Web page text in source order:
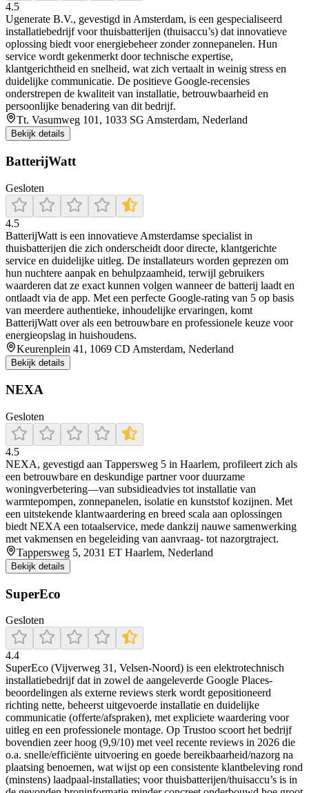
4.5
Ugenerate B.V., gevestigd in Amsterdam, is een gespecialiseerd
installatiebedrijf voor thuisbatterijen (thuisaccu’s) dat innovatieve
oplossing biedt voor energiebeheer zonder zonnepanelen. Hun
service wordt gekenmerkt door technische expertise,
klantgerichtheid en snelheid, wat zich vertaalt in weinig stress en
duidelijke communicatie. De positieve Google-recensies
onderstrepen de kwaliteit van installatie, betrouwbaarheid en
persoonlijke benadering van dit bedrijf.
Tt. Vasumweg 101, 1033 SG Amsterdam, Nederland
Bekijk details
BatterijWatt
Gesloten
4.5
BatterijWatt is een innovatieve Amsterdamse specialist in
thuisbatterijen die zich onderscheidt door directe, klantgerichte
service en duidelijke uitleg. De installateurs worden geprezen om
hun nuchtere aanpak en behulpzaamheid, terwijl gebruikers
waarderen dat ze exact kunnen volgen wanneer de batterij laadt en
ontlaadt via de app. Met een perfecte Google-rating van 5 op basis
van meerdere authentieke, inhoudelijke ervaringen, komt
BatterijWatt over als een betrouwbare en professionele keuze voor
energieopslag in huishoudens.
Keurenplein 41, 1069 CD Amsterdam, Nederland
Bekijk details
NEXA
Gesloten
4.5
NEXA, gevestigd aan Tappersweg 5 in Haarlem, profileert zich als
een betrouwbare en deskundige partner voor duurzame
woningverbetering—van subsidieadvies tot installatie van
warmtepompen, zonnepanelen, isolatie en kunststof kozijnen. Met
een uitstekende klantwaardering en breed scala aan oplossingen
biedt NEXA een totaalservice, mede dankzij nauwe samenwerking
met vakmensen en begeleiding van aanvraag- tot nazorgtraject.
Tappersweg 5, 2031 ET Haarlem, Nederland
Bekijk details
SuperEco
Gesloten
4.4
SuperEco (Vijverweg 31, Velsen-Noord) is een elektrotechnisch
installatiebedrijf dat in zowel de aangeleverde Google Places-
beoordelingen als externe reviews sterk wordt gepositioneerd
richting nette, beheerst uitgevoerde installatie en duidelijke
communicatie (offerte/afspraken), met expliciete waardering voor
uitleg en een professionele montage. Op Trustoo scoort het bedrijf
bovendien zeer hoog (9,9/10) met veel recente reviews in 2026 die
o.a. snelle/efficiënte uitvoering en goede bereikbaarheid/nazorg na
plaatsing benoemen, wat wijst op een consistente klantbeleving rond
(minstens) laadpaal-installaties; voor thuisbatterijen/thuisaccu’s is in